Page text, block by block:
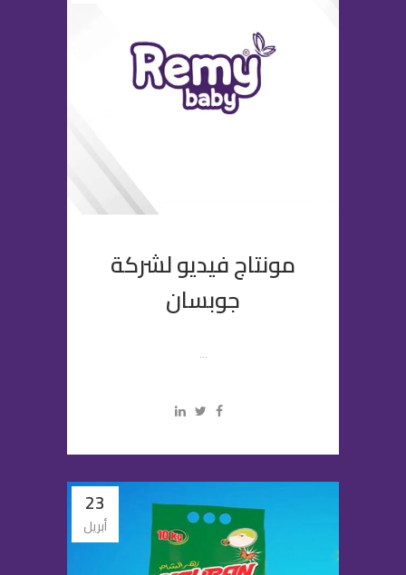
مونتاج فيديو لشركة
جوبسان
...
23
أبريل